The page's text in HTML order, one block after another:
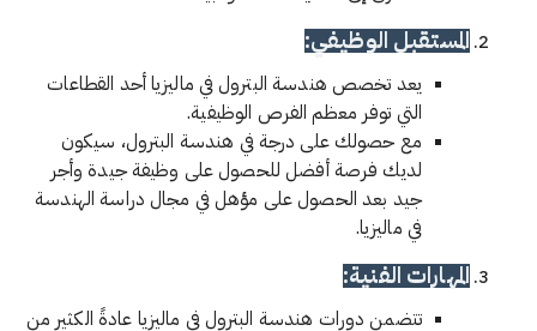
المستقبل الوظيفي:
يعد تخصص هندسة البترول في ماليزيا أحد القطاعات
التي توفر معظم الفرص الوظيفية.
مع حصولك على درجة في هندسة البترول، سيكون
لديك فرصة أفضل للحصول على وظيفة جيدة وأجر
جيد بعد الحصول على مؤهل في مجال دراسة الهندسة
في ماليزيا.
المهارات الفنية:
تتضمن دورات هندسة البترول في ماليزيا عادةً الكثير من